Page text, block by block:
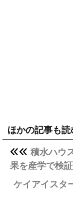
ほかの記事も読
積水ハウ
果を産学で検証
ケイアイスタ